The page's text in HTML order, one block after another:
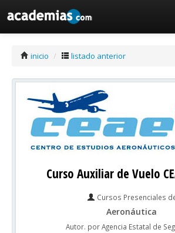
inicio / listado anterior
Curso Auxiliar de Vuelo
Cursos Presenciales
Aeronáutica
Autor. por Agencia Estatal de